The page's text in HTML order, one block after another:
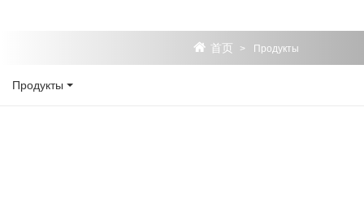
首页 > Продукты
Продукты